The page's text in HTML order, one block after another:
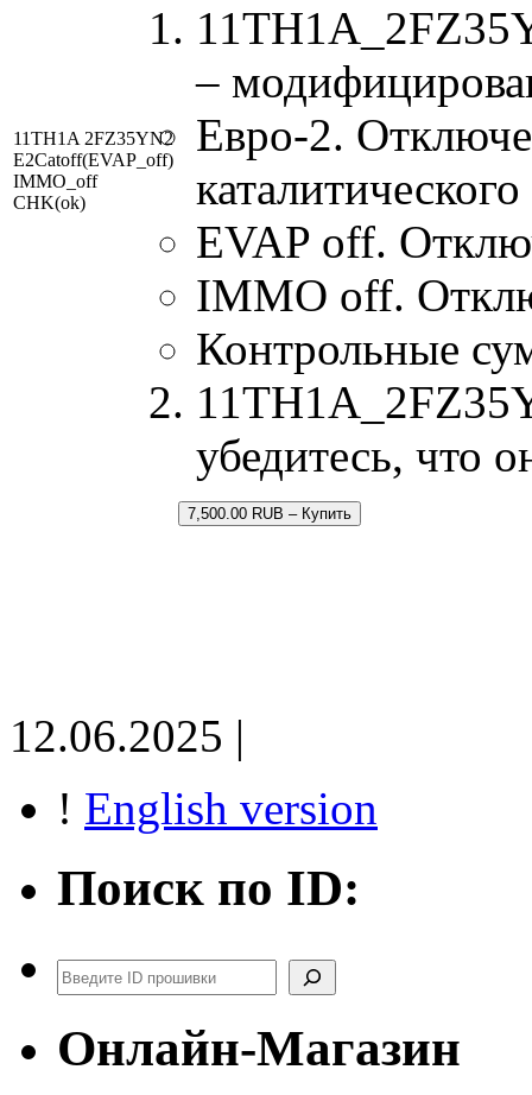
11TH1A 2FZ35YN2
E2Catoff(EVAP_off)
IMMO_off
CHK(ok)
–
Евро-2.
EVAP off.
IMMO off.
Контрольные
убедитесь, что
7,500.00 RUB – Купить
12.06.2025 |
! English version
Поиск по ID:
Поиск
Онлайн-Магазин